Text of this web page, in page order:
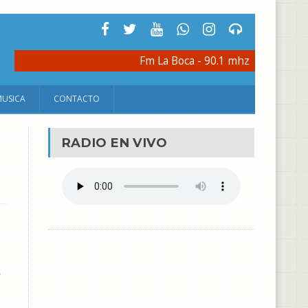
Fm La Boca - 90.1 mhz
CONTACTO
RADIO EN VIVO